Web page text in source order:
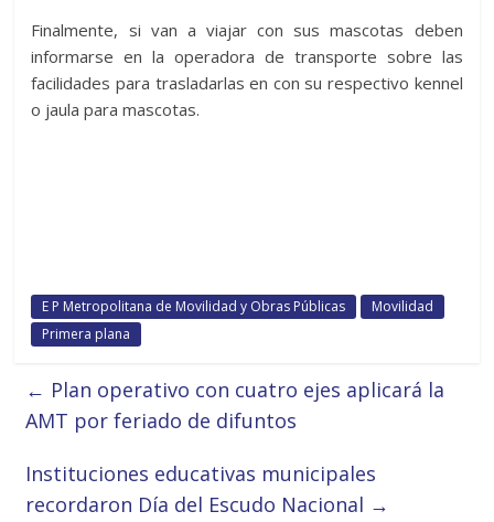
Finalmente, si van a viajar con sus mascotas deben
informarse en la operadora de transporte sobre las
facilidades para trasladarlas en con su respectivo kennel
o jaula para mascotas.
E P Metropolitana de Movilidad y Obras Públicas
Movilidad
Primera plana
← Plan operativo con cuatro ejes aplicará la
AMT por feriado de difuntos
Instituciones educativas municipales
recordaron Día del Escudo Nacional →